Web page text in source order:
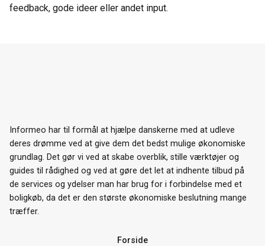
feedback, gode ideer eller andet input.
Informeo har til formål at hjælpe danskerne med at udleve
deres drømme ved at give dem det bedst mulige økonomiske
grundlag. Det gør vi ved at skabe overblik, stille værktøjer og
guides til rådighed og ved at gøre det let at indhente tilbud på
de services og ydelser man har brug for i forbindelse med et
boligkøb, da det er den største økonomiske beslutning mange
træffer.
Forside